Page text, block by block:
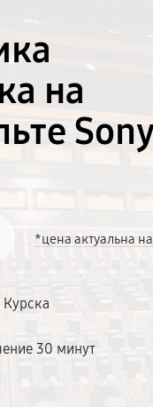
на
*цена актуальна
30 минут